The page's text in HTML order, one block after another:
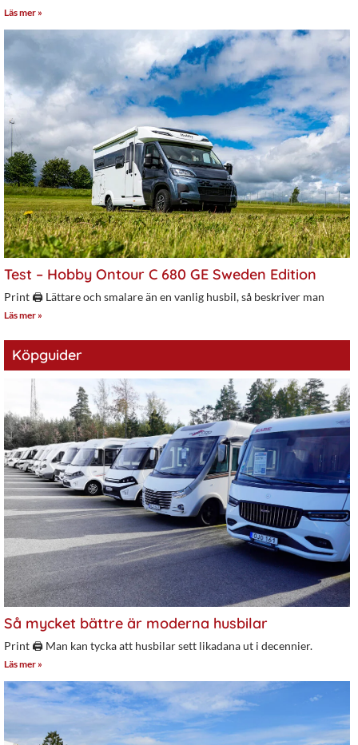
Läs mer »
Test – Hobby Ontour C 680 GE Sweden Edition
Print 🖨 Lättare och smalare än en vanlig husbil, så beskriver man
Läs mer »
Köpguider
Så mycket bättre är moderna husbilar
Print 🖨 Man kan tycka att husbilar sett likadana ut i decennier.
Läs mer »